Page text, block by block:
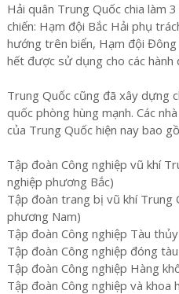
Hải quân Trung Quốc chia làm
chiến: Hạm đội Bắc Hải phụ
hướng trên biển, Hạm đội
hết được sử dụng cho các hành
Trung Quốc cũng đã xây dựng
quốc phòng hùng mạnh. Các
của Trung Quốc hiện nay bao
Tập đoàn Công nghiệp vũ khí
nghiệp phương Bắc)
Tập đoàn trang bị vũ khí Trung
phương Nam)
Tập đoàn Công nghiệp Tàu
Tập đoàn Công nghiệp đóng
Tập đoàn Công nghiệp Hàng
Tập đoàn Công nghiệp và